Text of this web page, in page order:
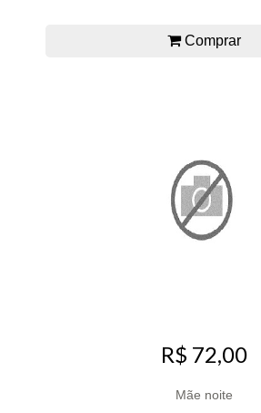
Comprar
R$ 72,00
Mãe noite